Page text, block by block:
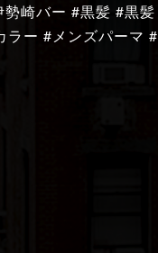
崎バー #黒髪 #黒髪
ラー #メンズパーマ #